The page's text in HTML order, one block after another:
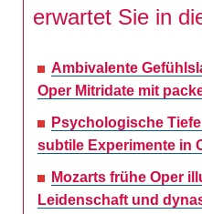
erwartet Sie in
Ambivalente
Oper Mitridate mit
Psychologische
subtile Experimente in
Mozarts frühe Oper
Leidenschaft und